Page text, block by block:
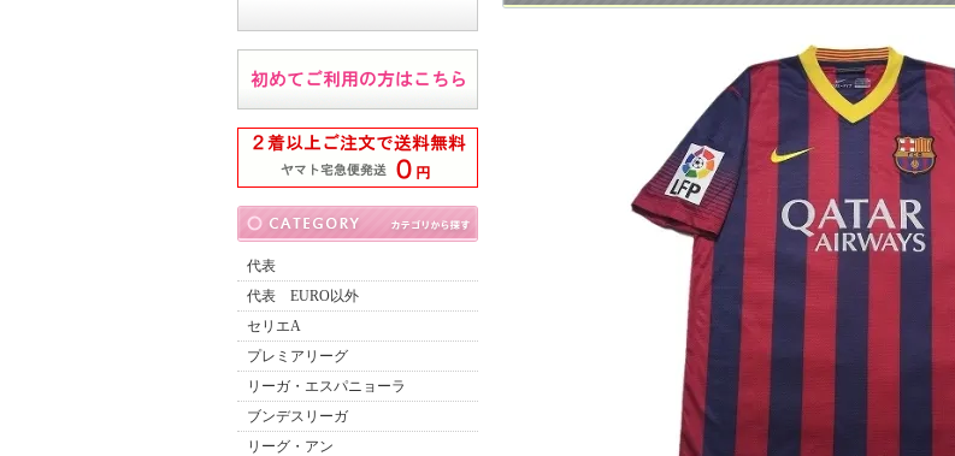
代表
代表 EURO以外
セリエA
プレミアリーグ
リーガ・エスパニョーラ
ブンデスリーガ
リーグ・アン